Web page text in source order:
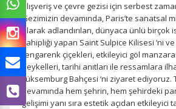
alışveriş ve çevre gezisi için serbest
Gezimizin devamında, Paris’te sanatsal
olarak adlandırılan, dünyaca ünlü birçok
sahipliği yapan Saint Sulpice Kilisesi ‘ni
rengarenk çiçekleri, etkileyici göl
heykelleri, tarihi anıtları ile ressamlara
Lüksemburg Bahçesi ‘ni ziyaret ediyoruz.
devamında hem şehrin, hem şehirdeki
gelişimi yanı sıra estetik açıdan etkileyici